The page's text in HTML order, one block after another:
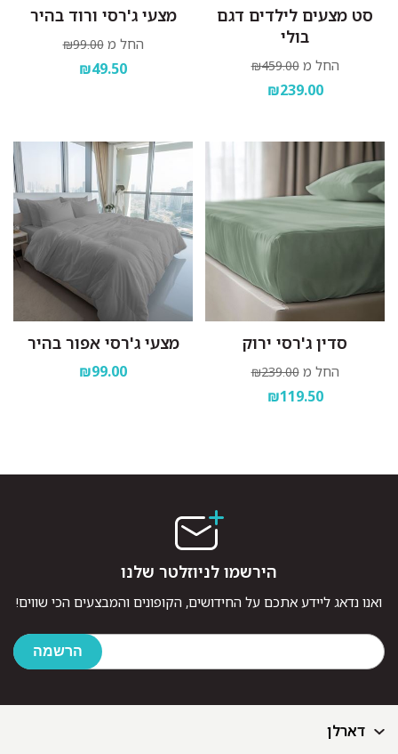
סט מצעים לילדים דגם
בולי
החל מ ₪459.00
₪239.00
מצעי ג'רסי ורוד בהיר
החל מ ₪99.00
₪49.50
סדין ג'רסי ירוק
החל מ ₪239.00
₪119.50
מצעי ג'רסי אפור בהיר
₪99.00
דארלן
הירשמו לניוזלטר שלנו
ואנו נדאג ליידע אתכם על החידושים, הקופונים והמבצעים הכי שווים!